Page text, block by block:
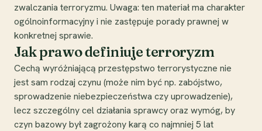
zwalczania terroryzmu. Uwaga: ten materiał ma charakter
ogólnoinformacyjny i nie zastępuje porady prawnej w
konkretnej sprawie.
Jak prawo definiuje terroryzm
Cechą wyróżniającą przestępstwo terrorystyczne nie
jest sam rodzaj czynu (może nim być np. zabójstwo,
sprowadzenie niebezpieczeństwa czy uprowadzenie),
lecz szczególny cel działania sprawcy oraz wymóg, by
czyn bazowy był zagrożony karą co najmniej 5 lat